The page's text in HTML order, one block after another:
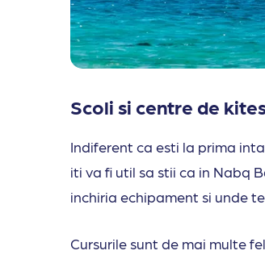
Scoli si centre de
Indiferent ca esti la prima
iti va fi util sa stii ca in Nabq
inchiria echipament si unde
Cursurile sunt de mai multe